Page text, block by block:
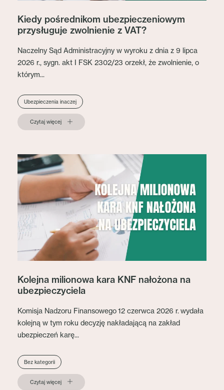
Kiedy pośrednikom ubezpieczeniowym
przysługuje zwolnienie z VAT?
Naczelny Sąd Administracyjny w wyroku z dnia z 9 lipca
2026 r., sygn. akt I FSK 2302/23 orzekł, że zwolnienie, o
którym...
Ubezpieczenia inaczej
Czytaj więcej
Kolejna milionowa kara KNF nałożona na
ubezpieczyciela
Komisja Nadzoru Finansowego 12 czerwca 2026 r. wydała
kolejną w tym roku decyzję nakładającą na zakład
ubezpieczeń karę...
Bez kategorii
Czytaj więcej